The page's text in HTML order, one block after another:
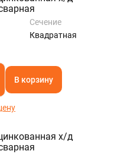
Сечение
Квадратная
В корзину
х/д